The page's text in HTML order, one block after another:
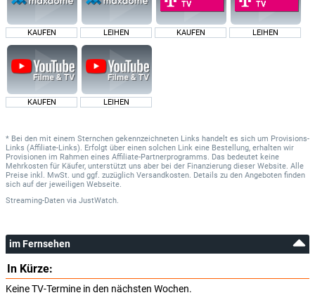
KAUFEN LEIHEN KAUFEN LEIHEN
KAUFEN LEIHEN
* Bei den mit einem Sternchen gekennzeichneten Links handelt es sich um Provisions-
Links (Affiliate-Links). Erfolgt über einen solchen Link eine Bestellung, erhalten wir
Provisionen im Rahmen eines Affiliate-Partnerprogramms. Das bedeutet keine
Mehrkosten für Käufer, unterstützt uns aber bei der Finanzierung dieser Website. Alle
Preise inkl. MwSt. und ggf. zuzüglich Versandkosten. Details zu den Angeboten finden
sich auf der jeweiligen Webseite.
Streaming-Daten via JustWatch.
im Fernsehen
In Kürze:
Keine TV-Termine in den nächsten Wochen.